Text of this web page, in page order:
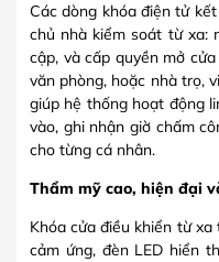
Các dòng khóa điện tử
chủ nhà kiểm soát từ xa:
cập, và cấp quyền mở
văn phòng, hoặc nhà trọ,
giúp hệ thống hoạt động
vào, ghi nhận giờ chấm
cho từng cá nhân.
Thẩm mỹ cao, hiện đại
Khóa cửa điều khiển từ
cảm ứng, đèn LED hiển